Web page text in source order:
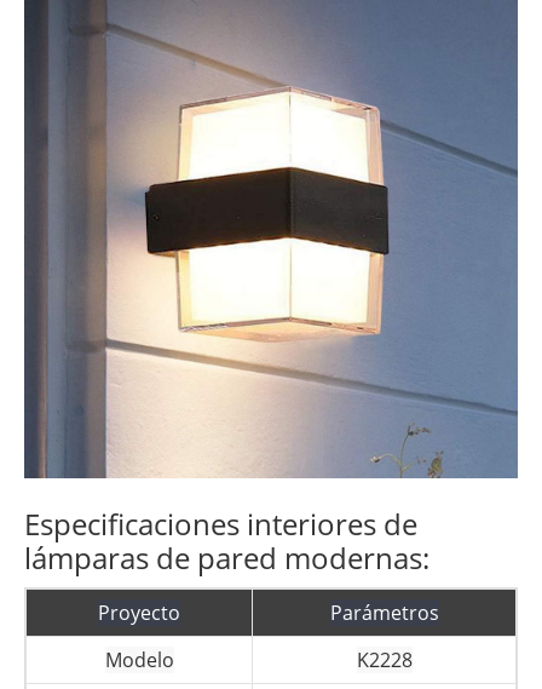
Especificaciones interiores de
lámparas de pared modernas:
Proyecto
Parámetros
Modelo
K2228